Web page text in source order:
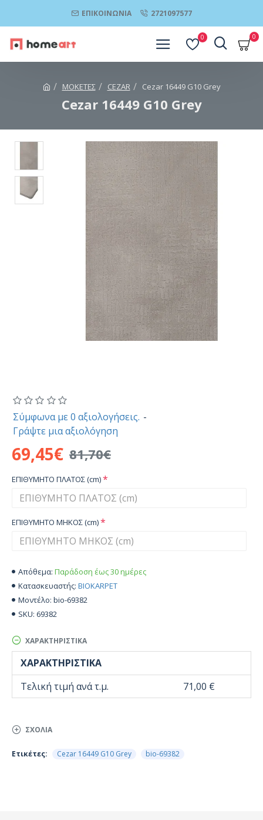
ΕΠΙΚΟΙΝΩΝΊΑ 2721097577
0 0
ΜΟΚΕΤΕΣ CEZAR Cezar 16449 G10 Grey
Cezar 16449 G10 Grey
Απόθεμα: Παράδοση έως 30 ημέρες
Κατασκευαστής: BIOKARPET
Μοντέλο: bio-69382
SKU: 69382
Σύμφωνα με 0 αξιολογήσεις. -
Γράψτε μια αξιολόγηση
69,45€ 81,70€
ΕΠΙΘΥΜΗΤΟ ΠΛΑΤΟΣ (cm)
ΕΠΙΘΥΜΗΤΟ ΜΗΚΟΣ (cm)
ΧΑΡΑΚΤΗΡΙΣΤΙΚΆ
ΧΑΡΑΚΤΗΡΙΣΤΙΚΆ
Τελική τιμή ανά τ.μ.
71,00 €
ΣΧΌΛΙΑ
Ετικέτες: Cezar 16449 G10 Grey bio-69382